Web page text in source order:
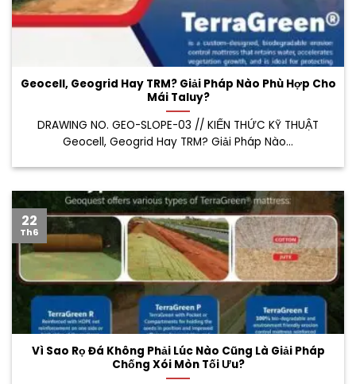
Geocell, Geogrid Hay TRM? Giải Pháp Nào Phù Hợp Cho
Mái Taluy?
DRAWING NO. GEO-SLOPE-03 // KIẾN THỨC KỸ THUẬT
Geocell, Geogrid Hay TRM? Giải Pháp Nào...
Vì Sao Rọ Đá Không Phải Lúc Nào Cũng Là Giải Pháp
Chống Xói Mòn Tối Ưu?
22
Th6